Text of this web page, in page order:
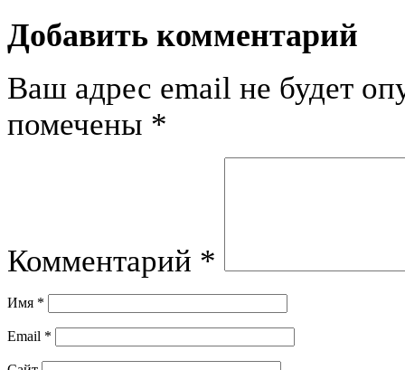
Добавить комментарий
Ваш адрес email не будет
помечены *
Комментарий *
Имя *
Email *